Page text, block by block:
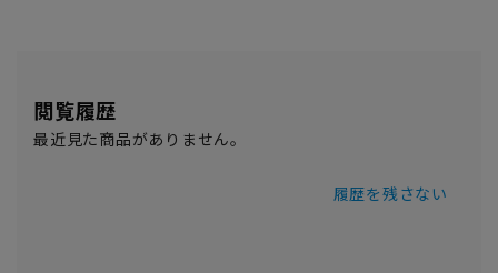
閲覧履歴
最近見た商品がありません。
履歴を残さない